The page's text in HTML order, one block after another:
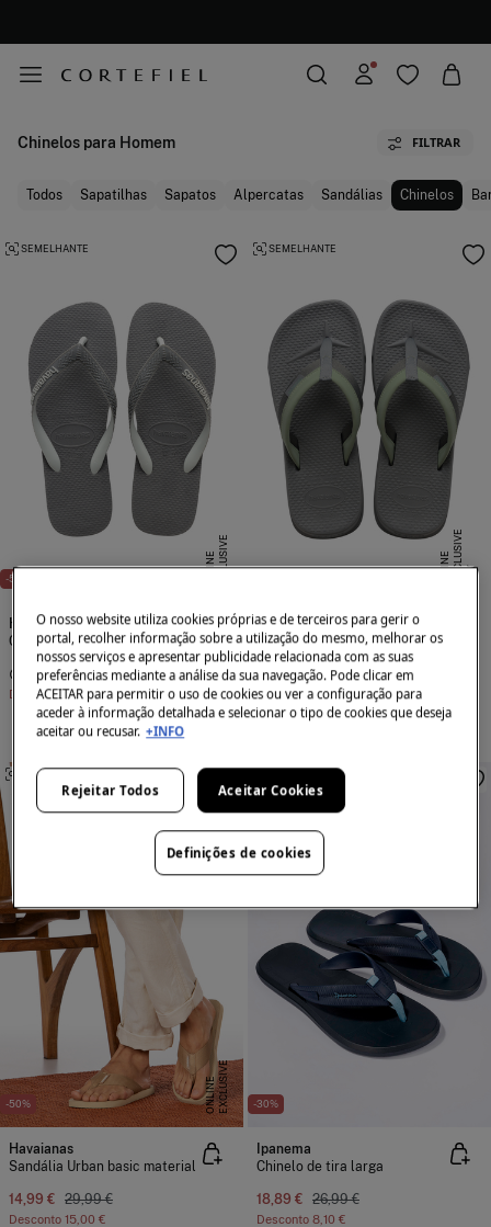
Chinelos para Homem FILTRAR
Todos Sapatilhas Sapatos Alpercatas Sandálias Chinelos
-52% E
X
C
L
U
SI
V
E
O
N
L
I
N
E
SEMELHANTE
Havaianas
Chinelos Top mix
11,99 € 24,99 €
Desconto13,00 €
NEW
E
X
C
L
US
I
V
E
O
N
L
I
N
E
SEMELHANTE
Havaianas
Chinelos Track Plus
19,99 € 33,99 €
Desconto14,00 €
-50% E
X
C
L
U
SI
V
E
O
N
L
I
N
E
SEMELHANTE
Havaianas
Sandália Urban basic material
14,99 € 29,99 €
Desconto 15,00 €
-30%
Ipanema
Chinelo de tira larga
18,89 € 26,99 €
Desconto 8,10 €
O nosso website utiliza cookies próprias e de terceiros para gerir o
portal, recolher informação sobre a utilização do mesmo, melhorar os
nossos serviços e apresentar publicidade relacionada com as suas
preferências mediante a análise da sua navegação. Pode clicar em
ACEITAR para permitir o uso de cookies ou ver a configuração para
aceder à informação detalhada e selecionar o tipo de cookies que deseja
aceitar ou recusar. +INFO
Rejeitar Todos Aceitar Cookies
Definições de cookies